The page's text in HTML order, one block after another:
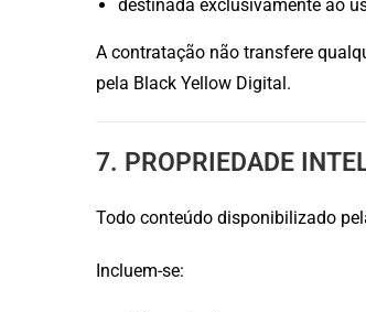
destinada exclusivamente ao
A contratação não transfere
pela Black Yellow Digital.
7. PROPRIEDADE
Todo conteúdo disponibilizado
Incluem-se: